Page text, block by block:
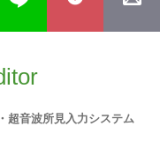
超音波所見入力システム